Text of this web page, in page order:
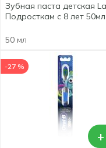
Зубная паста детская
Подросткам с 8 лет 50мл
50 мл
+
-27 %